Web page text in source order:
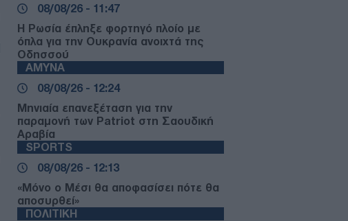
08/08/26 - 11:47
Η Ρωσία έπληξε φορτηγό πλοίο με
όπλα για την Ουκρανία ανοιχτά της
Οδησσού
ΑΜΥΝΑ
08/08/26 - 12:24
Μηνιαία επανεξέταση για την
παραμονή των Patriot στη Σαουδική
Αραβία
SPORTS
08/08/26 - 12:13
«Μόνο ο Μέσι θα αποφασίσει πότε θα
αποσυρθεί»
ΠΟΛΙΤΙΚΗ